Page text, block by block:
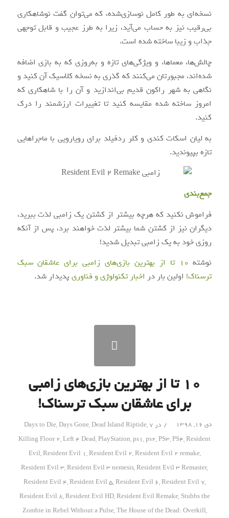
نسخه‌ای به طور کامل نوسازی‌شده، که می‌توان گفت نوشاهکاری
بی‌رقیب نیز به حساب می‌آید، زیرا به طرز عجیب و قابل توجهی
جذاب و زیبا ساخته شده است.
چالش‌ها، معماها، و ویژگی‌های تازه و به‌روزی که به بازی اضافه
شده‌اند، مجبورتان می‌کنند که گذری به نسخه کلاسیک آن کنید و
نگاهی به شهر راکون قدیم بی‌اندازید و آن را با شاهکاری که
امروز ساخته شده مقایسه کنید تا تغییرات ارزشمند را درک
کنید.
به لیان اسکات کندی و کلر ردفیلد برای رویارویی با ماجراهایی
تازه بپیوندید.
جمع‌بندی
فراموش نکنید که هرچه بیشتر از کشتن یک زامبی لذت ببرید،
دیگران نیز از کشتن شما بیشتر لذت خواهند برد، پس از آنکه
روزی خود به یک زامبی تبدیل شدید!
نوشته
10 تا از بهترین بازی‌های زامبی برای عاشقان سبک
ترسناک! اولین بار در اخبار تکنولوژی و فناوریپدیدار شد.
۱۰ تا از بهترین بازی‌های زامبی
برای عاشقان سبک ترسناک!
دی ۱۶, ۱۳۹۸ / در 7 Days to Die
,Days Gone,Dead Island Riptide,
Killing Floor 2,Left 4 Dead,PlayStation,ps1,ps2,PS3,PS4,Resident
Evil,Resident Evil 1,Resident Evil 2,Resident Evil 2 remake,
Resident Evil 3,Resident Evil 3 nemesis,Resident Evil 3 Remaster,
Resident Evil 4,Resident Evil 5,Resident Evil 6,Resident Evil 7,
Resident Evil 8,Resident Evil HD,Resident Evil Remake, Stubbs the
Zombie in Rebel Without a Pulse,The House of the Dead: Overkill,